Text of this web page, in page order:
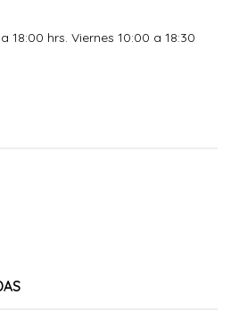
18:00 hrs. Viernes 10:00 a 18:30